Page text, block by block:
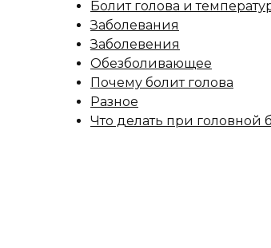
Болит голова и
Заболевания
Заболевения
Обезболивающее
Почему болит голова
Разное
Что делать при головной